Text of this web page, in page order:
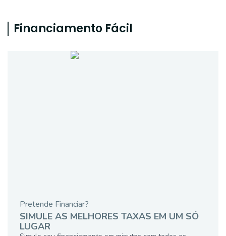
Financiamento Fácil
Pretende Financiar?
SIMULE AS MELHORES TAXAS EM UM SÓ
LUGAR